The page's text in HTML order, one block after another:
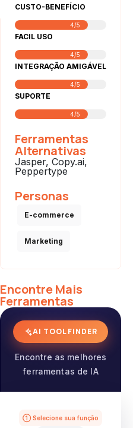
CUSTO-BENEFÍCIO
4/5
FACIL USO
4/5
INTEGRAÇÃO AMIGÁVEL
4/5
SUPORTE
4/5
Ferramentas
Alternativas
Jasper, Copy.ai,
Peppertype
Personas
E-commerce
Marketing
Encontre Mais
Ferramentas
AI TOOL FINDER
Encontre as melhores
ferramentas de IA
① Selecione sua função